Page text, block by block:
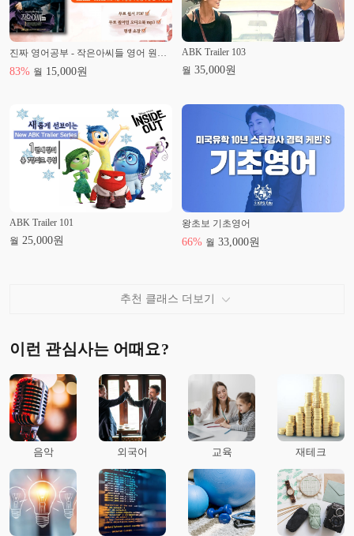
83% 월 15,000원
ABK Trailer 103
월 35,000원
ABK Trailer 101
월 25,000원
왕초보 기초영어
66% 월 33,000원
추천 클래스 더보기
이런 관심사는 어때요?
음악 외국어 교육 재테크